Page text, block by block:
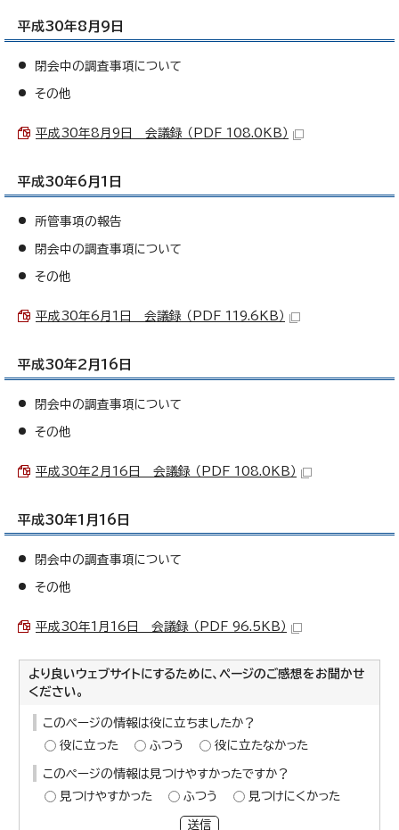
平成30年8月9日
閉会中の調査事項について
その他
平成30年8月9日 会議録 （PDF 108.0KB）
平成30年6月1日
所管事項の報告
閉会中の調査事項について
その他
平成30年6月1日 会議録 （PDF 119.6KB）
平成30年2月16日
閉会中の調査事項について
その他
平成30年2月16日 会議録 （PDF 108.0KB）
平成30年1月16日
閉会中の調査事項について
その他
平成30年1月16日 会議録 （PDF 96.5KB）
より良いウェブサイトにするために、ページのご感想をお聞かせ
ください。
このページの情報は役に立ちましたか？
役に立った
ふつう 役に立たなかった
このページの情報は見つけやすかったですか？
見つけやすかった
ふつう 見つけにくかった
送信